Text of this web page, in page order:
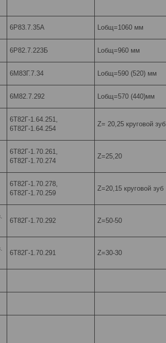
6Р83.7.35А Lобщ=1060 мм
6Р82.7.223Б Lобщ=960 мм
6М83Г.7.34 Lобщ=590 (520) мм
6М82.7.292 Lобщ=570 (440)мм
6Т82Г-1.64.251,
6Т82Г-1.64.254
Z= 20,25 круговой зуб
6Т82Г-1.70.261,
6Т82Г-1.70.274
Z=25,20
6Т82Г-1.70.278,
6Т82Г-1.70.259
Z=20,15 круговой зуб
6Т82Г-1.70.292 Z=50-50
6Т82Г-1.70.291 Z=30-30